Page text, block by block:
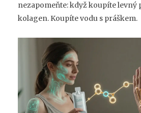
nezapomeňte: když koupíte
kolagen. Koupíte vodu s práškem.